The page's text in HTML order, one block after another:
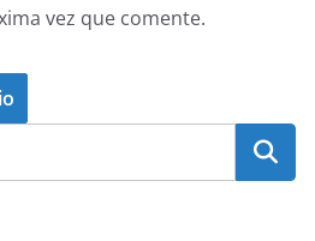
vez que comente.